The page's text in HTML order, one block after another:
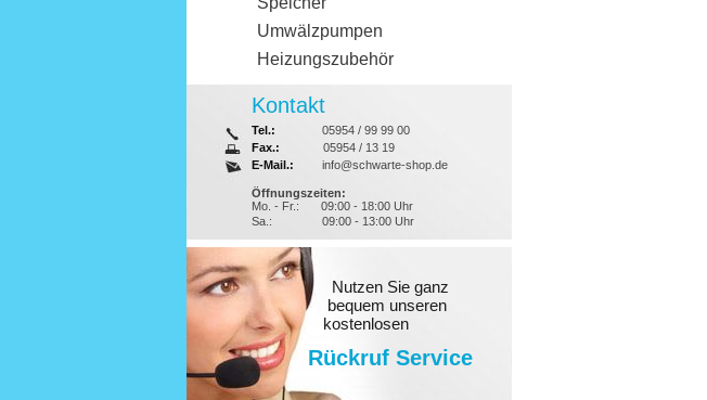
Umwälzpumpen
Heizungszubehör
Kontakt
Tel.:
05954 / 99 99 00
Fax.:
05954 / 13 19
E-Mail.:
info@schwarte-shop.de
Öffnungszeiten:
Mo. - Fr.:
09:00 - 18:00 Uhr
Sa.:
09:00 - 13:00 Uhr
Nutzen Sie ganz
bequem unseren
kostenlosen
Rückruf Service